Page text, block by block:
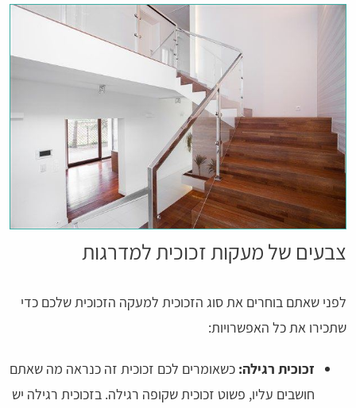
צבעים של מעקות זכוכית למדרגות
לפני שאתם בוחרים את סוג הזכוכית למעקה הזכוכית שלכם כדי
שתכירו את כל האפשרויות:
זכוכית רגילה: כשאומרים לכם זכוכית זה כנראה מה שאתם
חושבים עליו, פשוט זכוכית שקופה רגילה. בזכוכית רגילה יש